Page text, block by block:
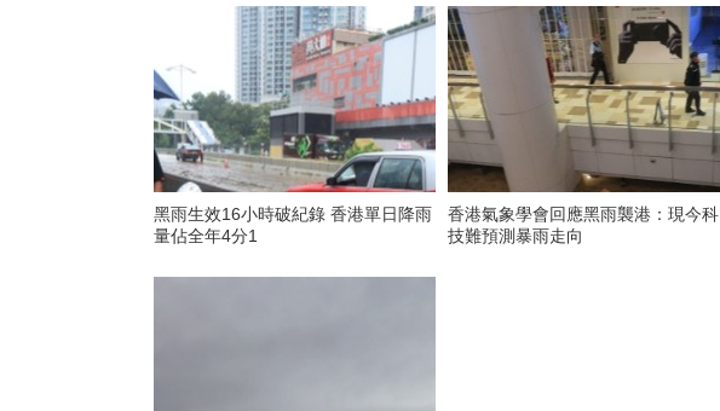
黑雨生效16小時破紀錄 香港單日降雨
量佔全年4分1
香港氣象學會回應黑雨襲港：現今科
技難預測暴雨走向